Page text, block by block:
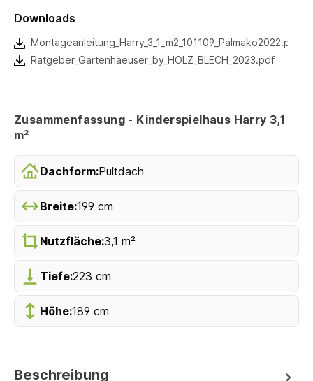
Downloads
Montageanleitung_Harry_3_1_m2_101109_Palmako2022.pdf
Ratgeber_Gartenhaeuser_by_HOLZ_BLECH_2023.pdf
Zusammenfassung - Kinderspielhaus Harry 3,1
m²
Dachform:Pultdach
Breite:199 cm
Nutzfläche:3,1 m²
Tiefe:223 cm
Höhe:189 cm
Beschreibung